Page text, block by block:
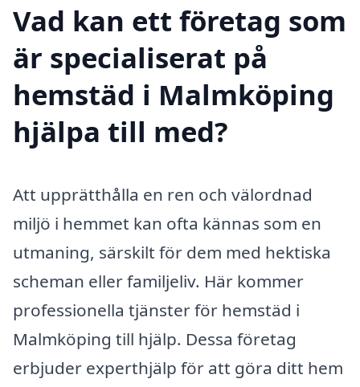
Vad kan ett företag som
är specialiserat på
hemstäd i Malmköping
hjälpa till med?
Att upprätthålla en ren och välordnad
miljö i hemmet kan ofta kännas som en
utmaning, särskilt för dem med hektiska
scheman eller familjeliv. Här kommer
professionella tjänster för hemstäd i
Malmköping till hjälp. Dessa företag
erbjuder experthjälp för att göra ditt hem